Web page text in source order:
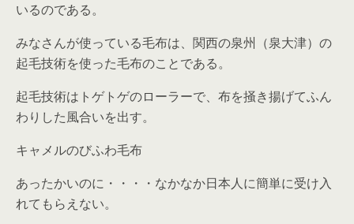
いるのである。
みなさんが使っている毛布は、関西の泉州（泉大津）の
起毛技術を使った毛布のことである。
起毛技術はトゲトゲのローラーで、布を掻き揚げてふん
わりした風合いを出す。
キャメルのびふわ毛布
あったかいのに・・・・なかなか日本人に簡単に受け入
れてもらえない。